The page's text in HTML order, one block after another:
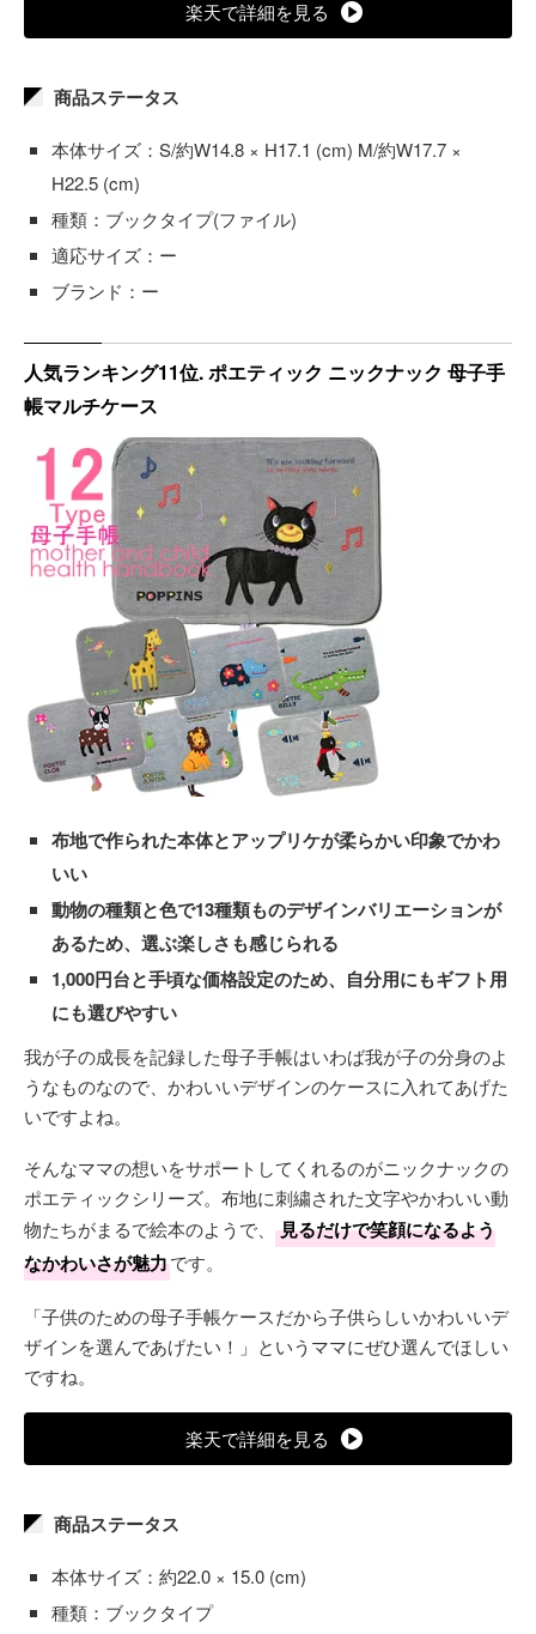
楽天で詳細を見る
商品ステータス
本体サイズ：S/約W14.8 × H17.1 (cm) M/約W17.7 ×
H22.5 (cm)
種類：ブックタイプ(ファイル)
適応サイズ：ー
ブランド：ー
人気ランキング11位. ポエティック ニックナック 母子手
帳マルチケース
布地で作られた本体とアップリケが柔らかい印象でかわ
いい
動物の種類と色で13種類ものデザインバリエーションが
あるため、選ぶ楽しさも感じられる
1,000円台と手頃な価格設定のため、自分用にもギフト用
にも選びやすい
我が子の成長を記録した母子手帳はいわば我が子の分身のよ
うなものなので、かわいいデザインのケースに入れてあげた
いですよね。
そんなママの想いをサポートしてくれるのがニックナックの
ポエティックシリーズ。布地に刺繍された文字やかわいい動
物たちがまるで絵本のようで、
見るだけで笑顔になるよう
なかわいさが魅力です。
「子供のための母子手帳ケースだから子供らしいかわいいデ
ザインを選んであげたい！」というママにぜひ選んでほしい
ですね。
楽天で詳細を見る
商品ステータス
本体サイズ：約22.0 × 15.0 (cm)
種類：ブックタイプ